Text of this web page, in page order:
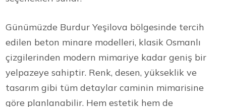
Günümüzde Burdur Yeşilova bölgesinde tercih
edilen beton minare modelleri, klasik Osmanlı
çizgilerinden modern mimariye kadar geniş bir
yelpazeye sahiptir. Renk, desen, yükseklik ve
tasarım gibi tüm detaylar caminin mimarisine
göre planlanabilir. Hem estetik hem de